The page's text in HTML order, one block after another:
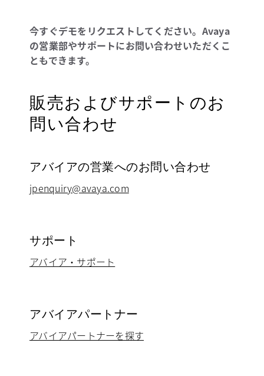
今すぐデモをリクエストしてください。Avaya
の営業部やサポートにお問い合わせいただくこ
ともできます。
販売およびサポートのお
問い合わせ
アバイアの営業へのお問い合わせ
jpenquiry@avaya.com
サポート
アバイア・サポート
アバイアパートナー
アバイアパートナーを探す